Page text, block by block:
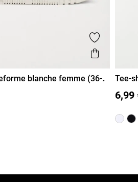
Ajouter
Aperçu
blanche femme (36-
XL
Tee-
6,99